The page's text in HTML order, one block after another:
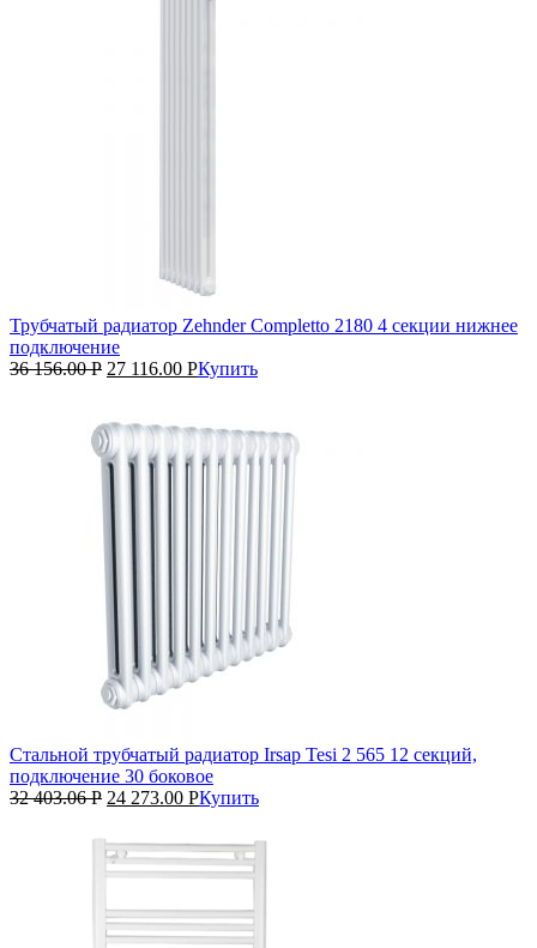
Трубчатый радиатор Zehnder Completto 2180 4 секции нижнее
подключение
36 156.00Р 27 116.00 РКупить
Стальной трубчатый радиатор Irsap Tesi 2 565 12 секций,
подключение 30 боковое
32 403.06Р 24 273.00 РКупить